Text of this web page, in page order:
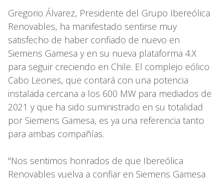
Gregorio Álvarez, Presidente del Grupo Ibereólica
Renovables, ha manifestado sentirse muy
satisfecho de haber confiado de nuevo en
Siemens Gamesa y en su nueva plataforma 4.X
para seguir creciendo en Chile. El complejo eólico
Cabo Leones, que contará con una potencia
instalada cercana a los 600 MW para mediados de
2021 y que ha sido suministrado en su totalidad
por Siemens Gamesa, es ya una referencia tanto
para ambas compañías.
"Nos sentimos honrados de que Ibereólica
Renovables vuelva a confiar en Siemens Gamesa